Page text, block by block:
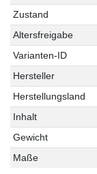
Zustand
Altersfreigabe
Varianten-ID
Hersteller
Herstellungsland
Inhalt
Gewicht
Maße